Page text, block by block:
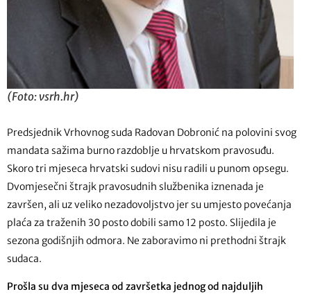
(Foto: vsrh.hr)
Predsjednik Vrhovnog suda Radovan Dobronić na polovini svog
mandata sažima burno razdoblje u hrvatskom pravosuđu.
Skoro tri mjeseca hrvatski sudovi nisu radili u punom opsegu.
Dvomjesečni štrajk pravosudnih službenika iznenada je
završen, ali uz veliko nezadovoljstvo jer su umjesto povećanja
plaća za traženih 30 posto dobili samo 12 posto. Slijedila je
sezona godišnjih odmora. Ne zaboravimo ni prethodni štrajk
sudaca.
Prošla su dva mjeseca od završetka jednog od najduljih